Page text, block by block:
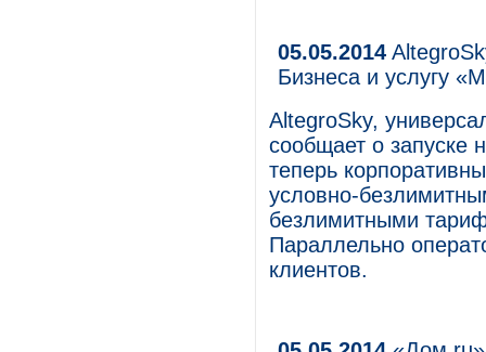
05.05.2014
Бизнеса и услугу
AltegroSky,
сообщает о запуске
теперь
условно-
безлимитными
Параллельно
клиентов.